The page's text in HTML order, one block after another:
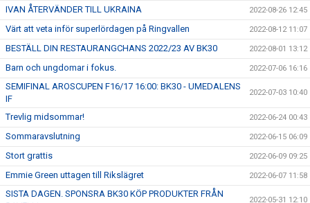
IVAN ÅTERVÄNDER TILL UKRAINA 2022-08-26 12:45
Värt att veta inför superlördagen på Ringvallen 2022-08-12 11:07
BESTÄLL DIN RESTAURANGCHANS 2022/23 AV BK30 2022-08-01 13:12
Barn och ungdomar i fokus. 2022-07-06 16:16
SEMIFINAL AROSCUPEN F16/17 16:00: BK30 - UMEDALENS
IF
2022-07-03 10:40
Trevlig midsommar! 2022-06-24 00:43
Sommaravslutning 2022-06-15 06:09
Stort grattis 2022-06-09 09:25
Emmie Green uttagen till Rikslägret 2022-06-07 11:58
SISTA DAGEN. SPONSRA BK30 KÖP PRODUKTER FRÅN
2022-05-31 12:10